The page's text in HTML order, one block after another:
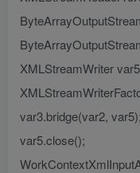
XMLStreamWriter
var3.bridge(var2, var5);
var5.close();